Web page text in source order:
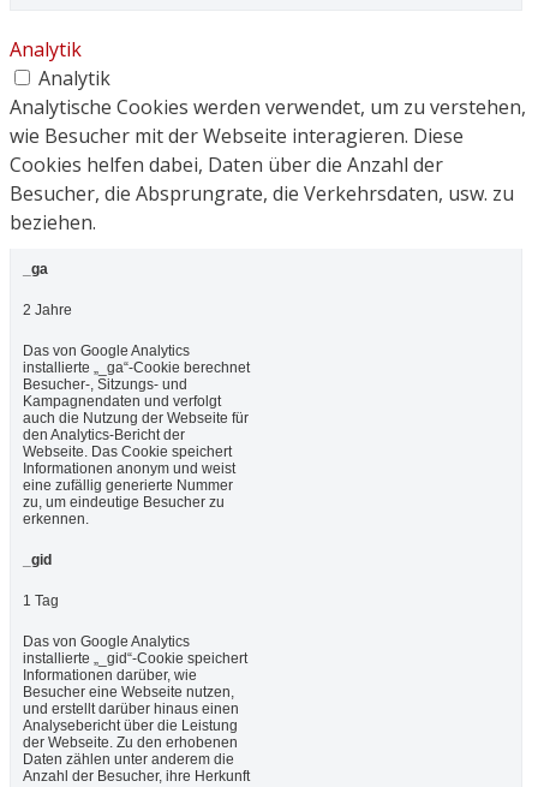
Analytik
Analytik
Analytische Cookies werden verwendet, um zu verstehen,
wie Besucher mit der Webseite interagieren. Diese
Cookies helfen dabei, Daten über die Anzahl der
Besucher, die Absprungrate, die Verkehrsdaten, usw. zu
beziehen.
_ga
2 Jahre
Das von Google Analytics
installierte „_ga“-Cookie berechnet
Besucher-, Sitzungs- und
Kampagnendaten und verfolgt
auch die Nutzung der Webseite für
den Analytics-Bericht der
Webseite. Das Cookie speichert
Informationen anonym und weist
eine zufällig generierte Nummer
zu, um eindeutige Besucher zu
erkennen.
_gid
1 Tag
Das von Google Analytics
installierte „_gid“-Cookie speichert
Informationen darüber, wie
Besucher eine Webseite nutzen,
und erstellt darüber hinaus einen
Analysebericht über die Leistung
der Webseite. Zu den erhobenen
Daten zählen unter anderem die
Anzahl der Besucher, ihre Herkunft